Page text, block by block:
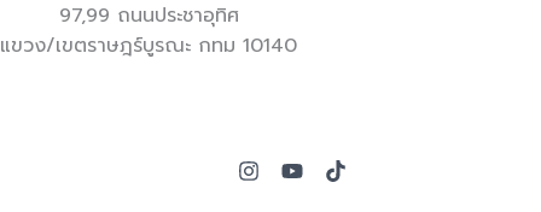
97,99 ถนนประชาอุทิศ
แขวง/เขตราษฎร์บูรณะ กทม 10140